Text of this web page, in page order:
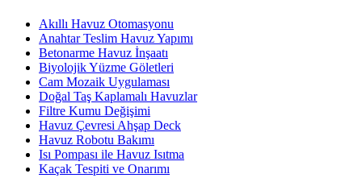
Akıllı Havuz Otomasyonu
Anahtar Teslim Havuz Yapımı
Betonarme Havuz İnşaatı
Biyolojik Yüzme Göletleri
Cam Mozaik Uygulaması
Doğal Taş Kaplamalı Havuzlar
Filtre Kumu Değişimi
Havuz Çevresi Ahşap Deck
Havuz Robotu Bakımı
Isı Pompası ile Havuz Isıtma
Kaçak Tespiti ve Onarımı